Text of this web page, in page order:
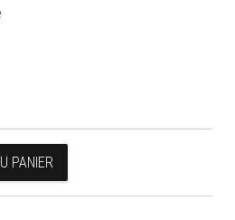
tu m’ennuies
PANIER